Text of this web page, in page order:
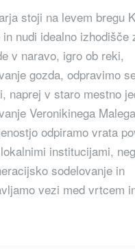
stoji na levem bregu
nudi idealno izhodišče
v naravo, igro ob reki,
gozda, odpravimo
naprej v staro mestno
Veronikinega
odpiramo vrata
institucijami,
sodelovanje in
vezi med vrtcem